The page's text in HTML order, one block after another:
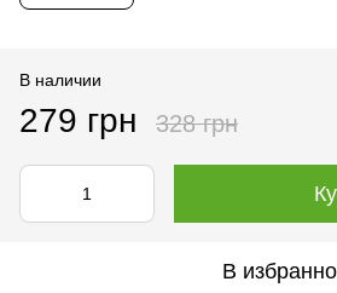
В наличии
279 грн 328 грн
В